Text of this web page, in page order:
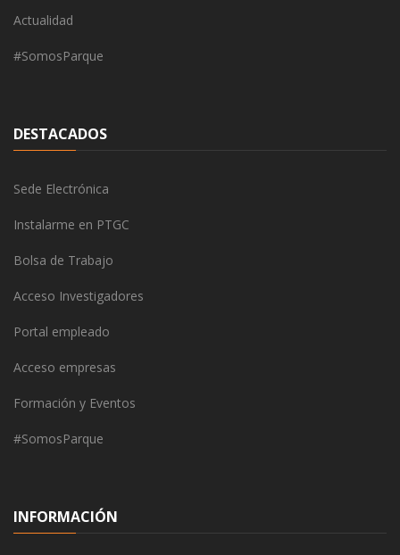
Actualidad
#SomosParque
DESTACADOS
Sede Electrónica
Instalarme en PTGC
Bolsa de Trabajo
Acceso Investigadores
Portal empleado
Acceso empresas
Formación y Eventos
#SomosParque
INFORMACIÓN